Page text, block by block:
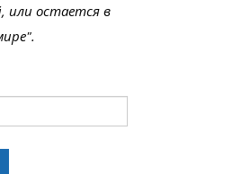
или остается в